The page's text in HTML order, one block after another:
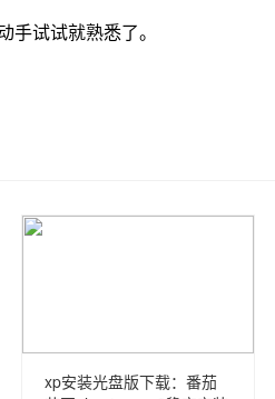
试试就熟悉了。
xp安装光盘版下载：番茄